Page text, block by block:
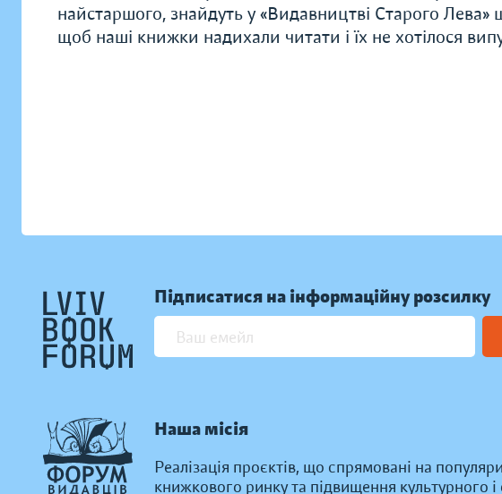
найстаршого, знайдуть у «Видавництві Старого
щоб наші книжки надихали читати і їх не хотілося
Підписатися на інформаційну розсилку
Наша місія
Реалізація проєктів, що спрямовані на
книжкового ринку та підвищення культурного і